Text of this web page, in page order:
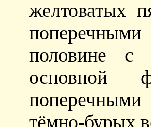
желтоватых
поперечными
половине с
основной
поперечными
тёмно-бурых